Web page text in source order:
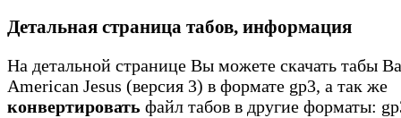
Детальная страница табов, информация
На детальной странице Вы можете скачать табы
American Jesus (версия 3) в формате gp3, а так же
конвертировать файл табов в другие форматы: